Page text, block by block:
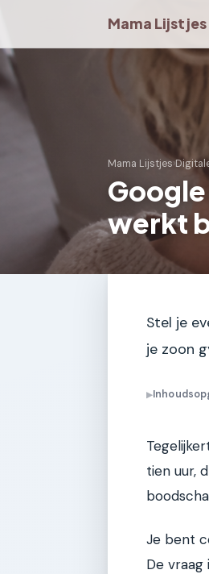
Mama Lijstjes
Mama Lijstjes›
werkt
Stel je
je zoon
▶
tien uur,
Je bent
De